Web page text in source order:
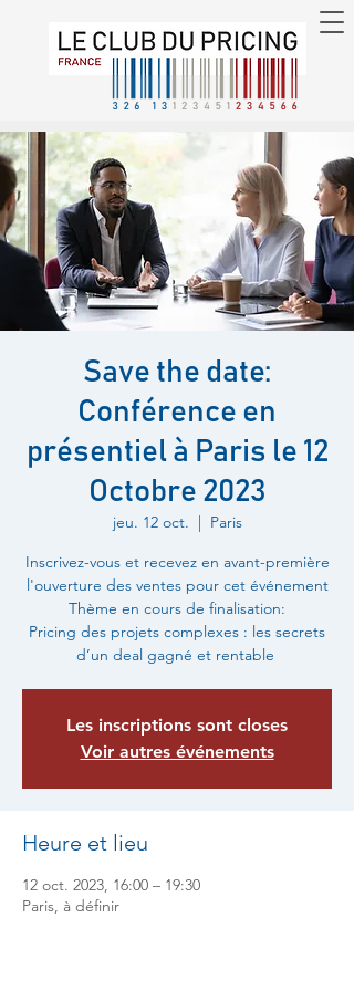
Save the date:
Conférence en
présentiel à Paris le 12
Octobre 2023
jeu. 12 oct.
  |
Paris
Inscrivez-vous et recevez en avant-première
l'ouverture des ventes pour cet événement
Thème en cours de finalisation:
Pricing des projets complexes : les secrets
d’un deal gagné et rentable
Les inscriptions sont closes
Voir autres événements
Heure et lieu
12 oct. 2023, 16:00 – 19:30
Paris, à définir